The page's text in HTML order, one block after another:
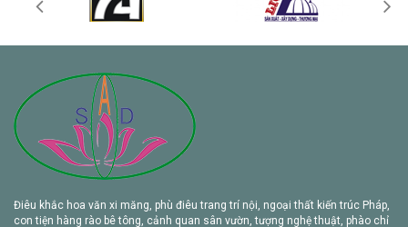
Điêu khắc hoa văn xi măng, phù điêu trang trí nội, ngoại thất kiến trúc Pháp,
con tiện hàng rào bê tông, cảnh quan sân vườn, tượng nghệ thuật, phào chỉ